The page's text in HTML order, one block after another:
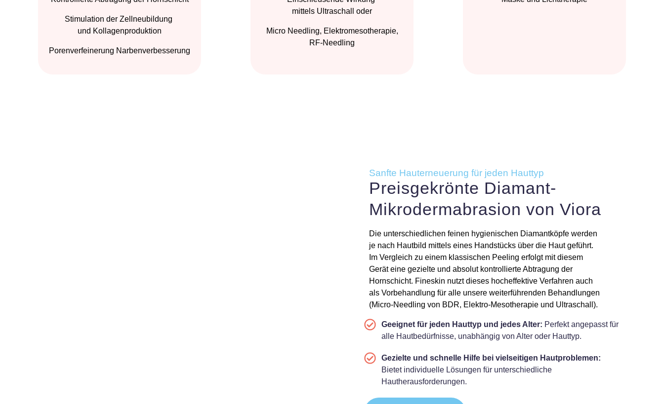
Stimulation der Zellneubildung
und Kollagenproduktion
Porenverfeinerung Narbenverbesserung
mittels Ultraschall oder
Micro Needling, Elektromesotherapie,
RF-Needling
Sanfte Hauterneuerung für jeden Hauttyp
Preisgekrönte Diamant-
Mikrodermabrasion von Viora
Die unterschiedlichen feinen hygienischen Diamantköpfe werden
je nach Hautbild mittels eines Handstücks über die Haut geführt.
Im Vergleich zu einem klassischen Peeling erfolgt mit diesem
Gerät eine gezielte und absolut kontrollierte Abtragung der
Hornschicht. Fineskin nutzt dieses hocheffektive Verfahren auch
als Vorbehandlung für alle unsere weiterführenden Behandlungen
(Micro-Needling von BDR, Elektro-Mesotherapie und Ultraschall).
Geeignet für jeden Hauttyp und jedes Alter: Perfekt angepasst für
alle Hautbedürfnisse, unabhängig von Alter oder Hauttyp.
Gezielte und schnelle Hilfe bei vielseitigen Hautproblemen:
Bietet individuelle Lösungen für unterschiedliche
Hautherausforderungen.